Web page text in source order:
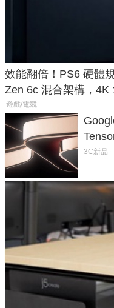
效能翻倍！PS6 硬體
Zen 6c 混合架構，4K
遊戲/電競
元
3C新品